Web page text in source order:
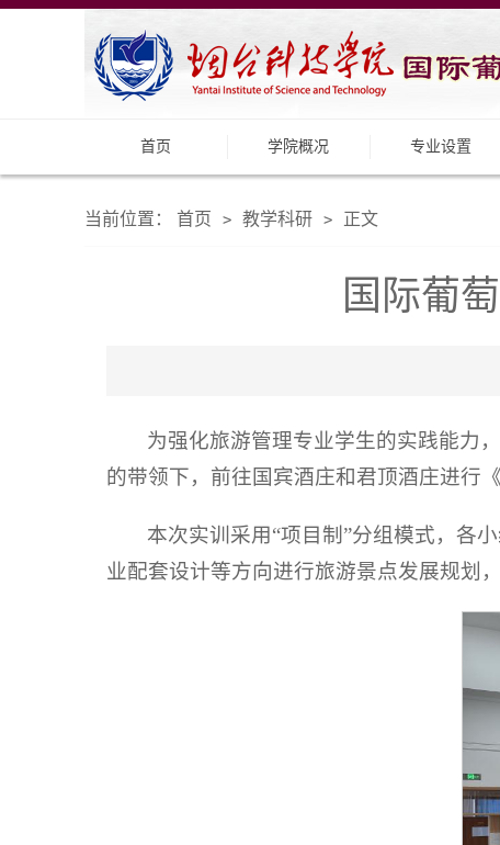
首页 学院概况 专业设置
当前位置： 首页 > 教学科研 > 正文
国际葡
为强化旅游管理专业学生的实践能力
的带领下，前往国宾酒庄和君顶酒庄进行
本次实训采用“项目制”分组模式，各
业配套设计等方向进行旅游景点发展规划